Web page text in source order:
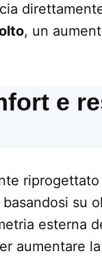
, un
e
su
esterna
aumentare